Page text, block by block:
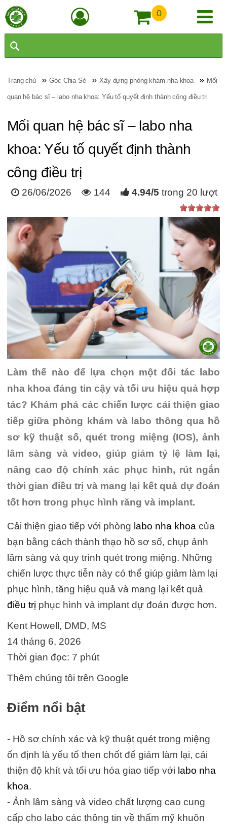
0
Trang chủ »Góc Chia Sẻ » Xây dựng phòng khám nha khoa » Mối
quan hệ bác sĩ – labo nha khoa: Yếu tố quyết định thành công điều trị
Mối quan hệ bác sĩ – labo nha
khoa: Yếu tố quyết định thành
công điều trị
26/06/2026 144 4.94/5 trong 20 lượt
Làm thế nào để lựa chọn một đối tác labo
nha khoa đáng tin cậy và tối ưu hiệu quả hợp
tác? Khám phá các chiến lược cải thiện giao
tiếp giữa phòng khám và labo thông qua hồ
sơ kỹ thuật số, quét trong miệng (IOS), ảnh
lâm sàng và video, giúp giảm tỷ lệ làm lại,
nâng cao độ chính xác phục hình, rút ngắn
thời gian điều trị và mang lại kết quả dự đoán
tốt hơn trong phục hình răng và implant.
Cải thiện giao tiếp với phòng labo nha khoa của
bạn bằng cách thành thạo hồ sơ số, chụp ảnh
lâm sàng và quy trình quét trong miệng. Những
chiến lược thực tiễn này có thể giúp giảm làm lại
phục hình, tăng hiệu quả và mang lại kết quả
điều trị phục hình và implant dự đoán được hơn.
Kent Howell, DMD, MS
14 tháng 6, 2026
Thời gian đọc: 7 phút
Thêm chúng tôi trên Google
Điểm nổi bật
- Hồ sơ chính xác và kỹ thuật quét trong miệng
ổn định là yếu tố then chốt để giảm làm lại, cải
thiện độ khít và tối ưu hóa giao tiếp với labo nha
khoa.
- Ảnh lâm sàng và video chất lượng cao cung
cấp cho labo các thông tin về thẩm mỹ khuôn